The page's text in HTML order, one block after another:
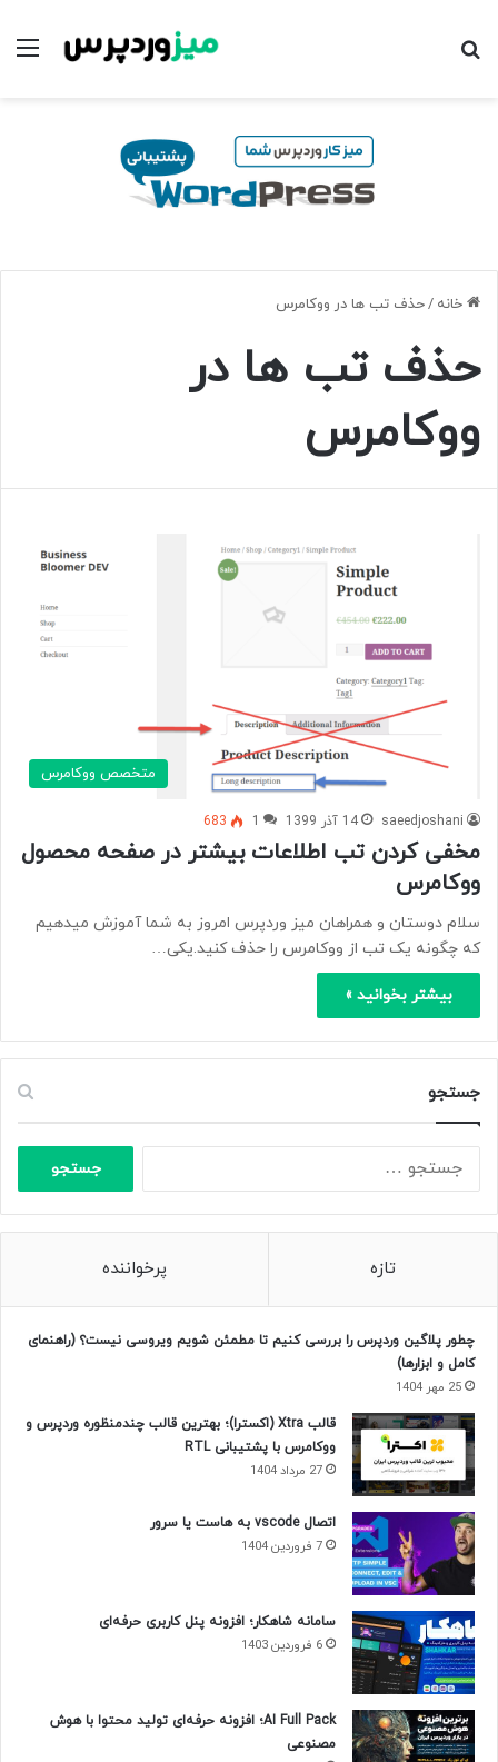
خانه /حذف تب ها در ووکامرس
حذف تب ها در
ووکامرس
متخصص ووکامرس
saeedjoshani 14 آذر 1399 1
683
مخفی کردن تب اطلاعات بیشتر در صفحه محصول
ووکامرس
سلام دوستان و همراهان میز وردپرس امروز به شما آموزش میدهیم
که چگونه یک تب از ووکامرس را حذف کنید.یکی…
بیشتر بخوانید »
جستجو
تازه پرخواننده
چطور پلاگین وردپرس را بررسی کنیم تا مطمئن شویم ویروسی نیست؟ (راهنمای
کامل و ابزارها)
25 مهر 1404
قالب Xtra (اکسترا)؛ بهترین قالب چندمنظوره وردپرس و
ووکامرس با پشتیبانی RTL
27 مرداد 1404
اتصال vscode به هاست یا سرور
7 فروردین 1404
سامانه شاهکار؛ افزونه پنل کاربری حرفه‌ای
6 فروردین 1403
AI Full Pack؛ افزونه حرفه‌ای تولید محتوا با هوش
مصنوعی